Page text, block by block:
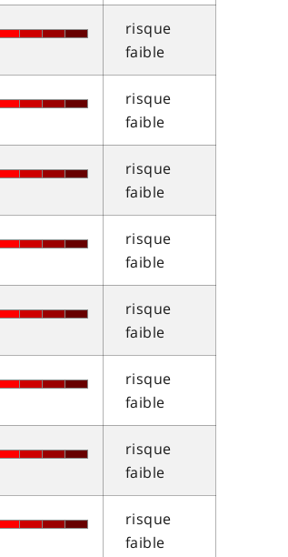
risque
faible
risque
faible
risque
faible
risque
faible
risque
faible
risque
faible
risque
faible
risque
faible